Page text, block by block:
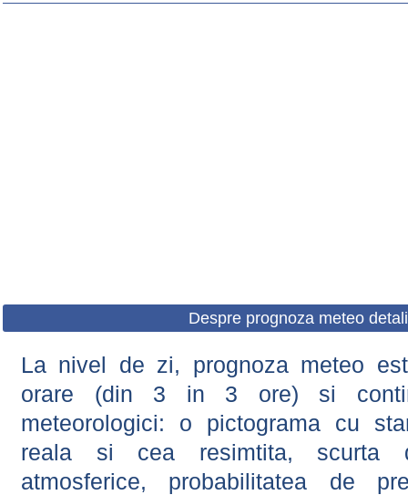
Despre prognoza meteo
La nivel de zi, prognoza meteo
orare (din 3 in 3 ore) si
meteorologici: o pictograma cu
reala si cea resimtita, scurta
atmosferice, probabilitatea de